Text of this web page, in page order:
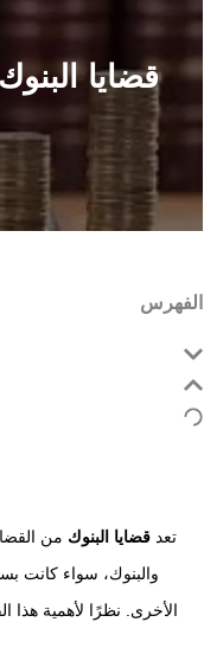
قضايا
الفهرس
تعدقضايا البنوك من
والبنوك، سواء كانت
الأخرى. نظرًا لأهمية هذا